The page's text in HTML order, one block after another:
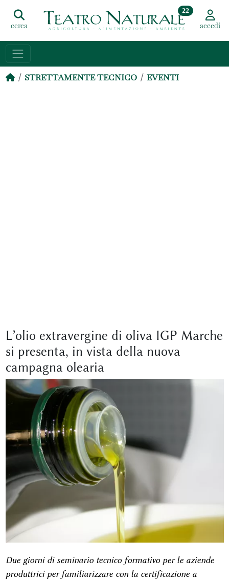
cerca
22
accedi
STRETTAMENTE TECNICO EVENTI
L’olio extravergine di oliva IGP Marche
si presenta, in vista della nuova
campagna olearia
Due giorni di seminario tecnico formativo per le aziende
produttrici per familiarizzare con la certificazione a